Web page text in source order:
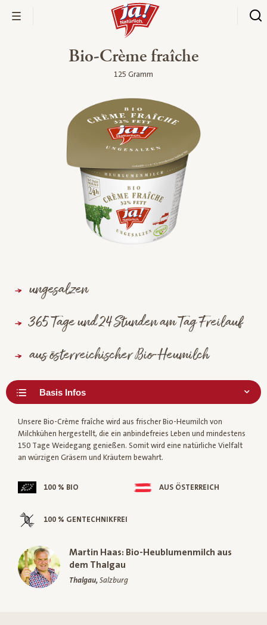
Bio-Crème fraîche
125 Gramm
ungesalzen
365 Tage und 24 Stunden am Tag Freilauf
aus österreichischer Bio-Heumilch
Unsere Bio-Crème fraîche wird aus frischer Bio-Heumilch von
Milchkühen hergestellt, die ein anbindefreies Leben und mindestens
150 Tage Weidegang genießen. Somit wird eine natürliche Vielfalt
an würzigen Gräsern und Kräutern bewahrt.
100 % BIO AUS ÖSTERREICH
100 % GENTECHNIKFREI
Martin Haas: Bio-Heublumenmilch aus
dem Thalgau
Thalgau, Salzburg